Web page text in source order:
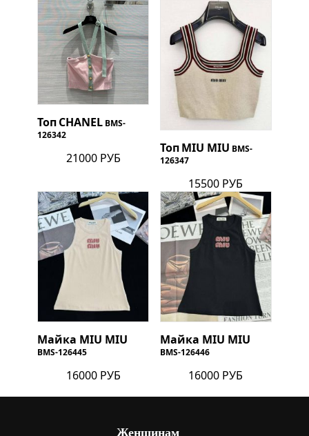
ТопCHANEL BMS-
126342
21000 РУБ
Топ MIU MIU BMS-
126347
15500 РУБ
Майка MIU MIU
BMS-126445
16000 РУБ
Майка MIU MIU
BMS-126446
16000 РУБ
Женщинам